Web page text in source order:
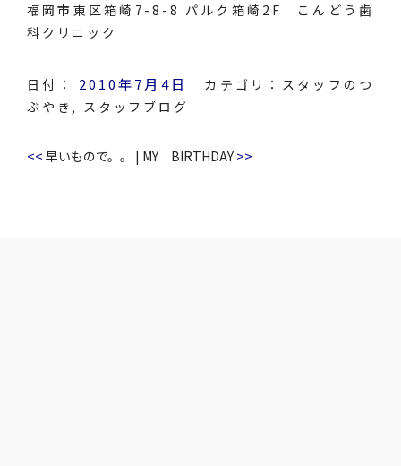
福岡市東区箱崎7-8-8 パルク箱崎2F こんどう歯
科クリニック
日付： 2010年7月4日 カテゴリ： スタッフのつ
ぶやき , スタッフブログ
<< 早いもので。。 | MY BIRTHDAY >>